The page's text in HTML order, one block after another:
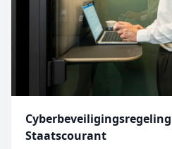
Staatscourant